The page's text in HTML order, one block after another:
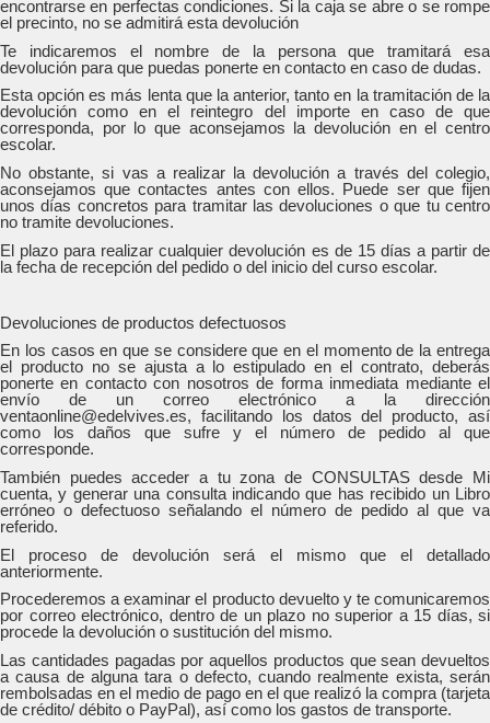
encontrarse en perfectas condiciones. Si la caja se abre o se rompe
el precinto, no se admitirá esta devolución
Te indicaremos el nombre de la persona que tramitará esa
devolución para que puedas ponerte en contacto en caso de dudas.
Esta opción es más lenta que la anterior, tanto en la tramitación de la
devolución como en el reintegro del importe en caso de que
corresponda, por lo que aconsejamos la devolución en el centro
escolar.
No obstante, si vas a realizar la devolución a través del colegio,
aconsejamos que contactes antes con ellos. Puede ser que fijen
unos días concretos para tramitar las devoluciones o que tu centro
no tramite devoluciones.
El plazo para realizar cualquier devolución es de 15 días a partir de
la fecha de recepción del pedido o del inicio del curso escolar.
Devoluciones de productos defectuosos
En los casos en que se considere que en el momento de la entrega
el producto no se ajusta a lo estipulado en el contrato, deberás
ponerte en contacto con nosotros de forma inmediata mediante el
envío de un correo electrónico a la dirección
ventaonline@edelvives.es, facilitando los datos del producto, así
como los daños que sufre y el número de pedido al que
corresponde.
También puedes acceder a tu zona de CONSULTAS desde Mi
cuenta, y generar una consulta indicando que has recibido un Libro
erróneo o defectuoso señalando el número de pedido al que va
referido.
El proceso de devolución será el mismo que el detallado
anteriormente.
Procederemos a examinar el producto devuelto y te comunicaremos
por correo electrónico, dentro de un plazo no superior a 15 días, si
procede la devolución o sustitución del mismo.
Las cantidades pagadas por aquellos productos que sean devueltos
a causa de alguna tara o defecto, cuando realmente exista, serán
rembolsadas en el medio de pago en el que realizó la compra (tarjeta
de crédito/ débito o PayPal), así como los gastos de transporte.